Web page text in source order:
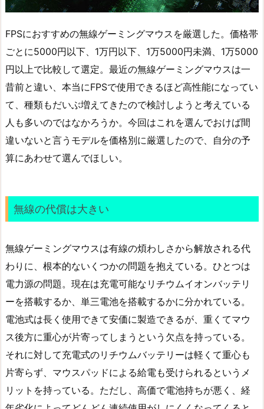
FPSにおすすめの無線ゲーミングマウスを厳選した。価格帯
ごとに5000円以下、1万円以下、1万5000円未満、1万5000
円以上で比較して選定。最近の無線ゲーミングマウスは一
昔前と違い、本当にFPSで使用できるほど高性能になってい
て、種類もだいぶ増えてきたので検討しようと考えている
人も多いのではなかろうか。今回はこれを選んでおけば間
違いないと言うモデルを価格別に厳選したので、自分の予
算にあわせて選んでほしい。
無線の代償は大きい
無線ゲーミングマウスは有線の煩わしさから解放される代
わりに、根本的ないくつかの問題を抱えている。ひとつは
電力源の問題。現在は充電可能なリチウムイオンバッテリ
ーを搭載するか、単三電池を搭載するかに分かれている。
電池式は長く使用できて安価に製造できるが、重くてマウ
ス後方に重心が片寄ってしまうという欠点を持っている。
それに対して充電式のリチウムバッテリーは軽くて重心も
片寄らず、マウスパッドによる給電も受けられるというメ
リットを持っている。ただし、高価で電池持ちが悪く、経